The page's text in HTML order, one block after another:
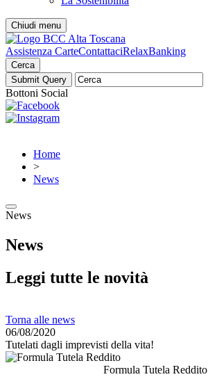
Chiudi menu
Assistenza CarteContattaciRelaxBanking
Cerca
Bottoni Social
Home
>
News
News
News
Leggi tutte le novità
Torna alle news
06/08/2020
Tutelati dagli imprevisti della vita!
Formula Tutela Reddito